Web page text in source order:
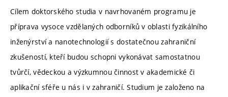
Cílem doktorského studia v navrhovaném programu je
příprava vysoce vzdělaných odborníků v oblasti fyzikálního
inženýrství a nanotechnologií s dostatečnou zahraniční
zkušeností, kteří budou schopni vykonávat samostatnou
tvůrčí, vědeckou a výzkumnou činnost v akademické či
aplikační sféře u nás i v zahraničí. Studium je založeno na